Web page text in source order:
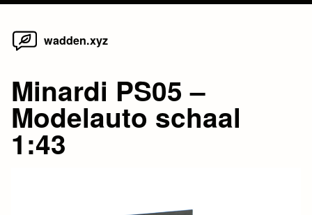
Skip
wadden.xyz
Minardi PS05 –
Modelauto schaal
1:43